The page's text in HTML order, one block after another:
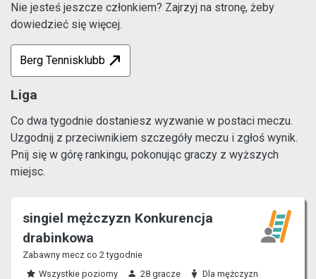
Nie jesteś jeszcze członkiem? Zajrzyj na stronę, żeby
dowiedzieć się więcej.
Berg Tennisklubb
Liga
Co dwa tygodnie dostaniesz wyzwanie w postaci meczu.
Uzgodnij z przeciwnikiem szczegóły meczu i zgłoś wynik.
Pnij się w górę rankingu, pokonując graczy z wyższych
miejsc.
singiel mężczyzn Konkurencja
drabinkowa
Zabawny mecz co 2 tygodnie
Wszystkie poziomy
28 gracze
Dla mężczyzn